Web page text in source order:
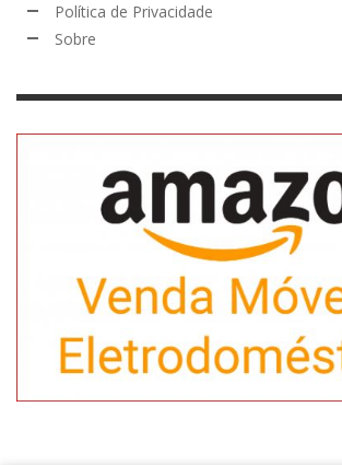
Política de Privacidade
Sobre